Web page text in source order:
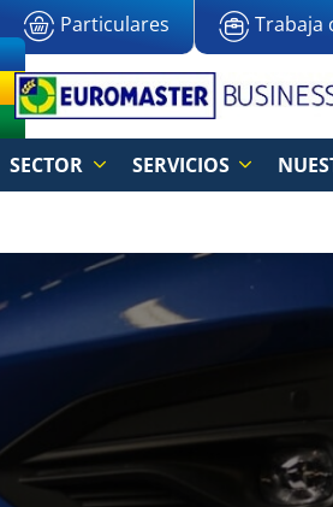
Particulares Trabaja
SECTOR SERVICIOS